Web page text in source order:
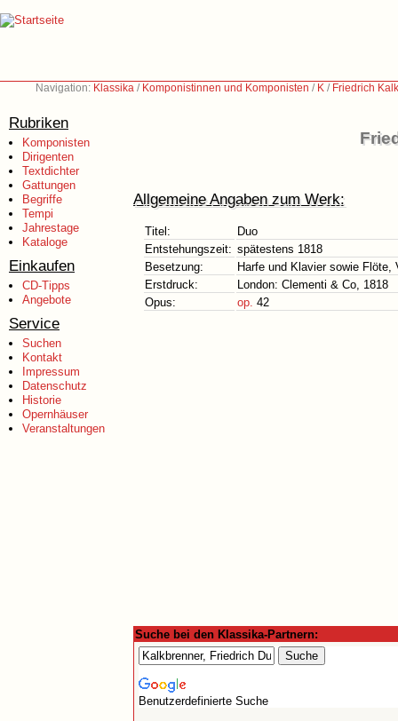
Navigation: Klassika / Komponistinnen und Komponisten / K / Friedrich
Rubriken
Komponisten
Dirigenten
Textdichter
Gattungen
Begriffe
Tempi
Jahrestage
Kataloge
Einkaufen
CD-Tipps
Angebote
Service
Suchen
Kontakt
Impressum
Datenschutz
Historie
Opernhäuser
Veranstaltungen
Allgemeine Angaben zum Werk:
Titel:
Duo
Entstehungszeit: spätestens 1818
Besetzung:
Harfe und Klavier sowie Flöte,
Erstdruck:
London: Clementi & Co, 1818
Opus:
op. 42
Suche bei den Klassika-Partnern:
Benutzerdefinierte Suche